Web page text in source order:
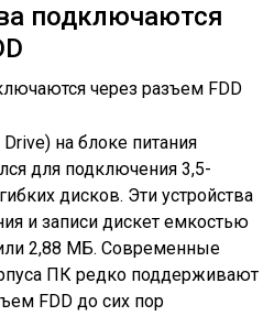
подключаются
на блоке питания
для подключения 3,5-
дисков. Эти устройства
и записи дискет емкостью
2,88 МБ. Современные
ПК редко поддерживают
FDD до сих пор